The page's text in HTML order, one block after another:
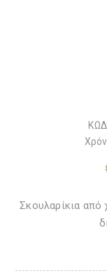
Σκουλαρίκια από